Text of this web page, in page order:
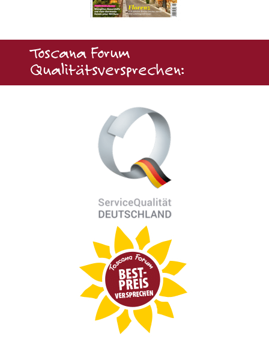
Toscana Forum
Qualitätsversprechen: